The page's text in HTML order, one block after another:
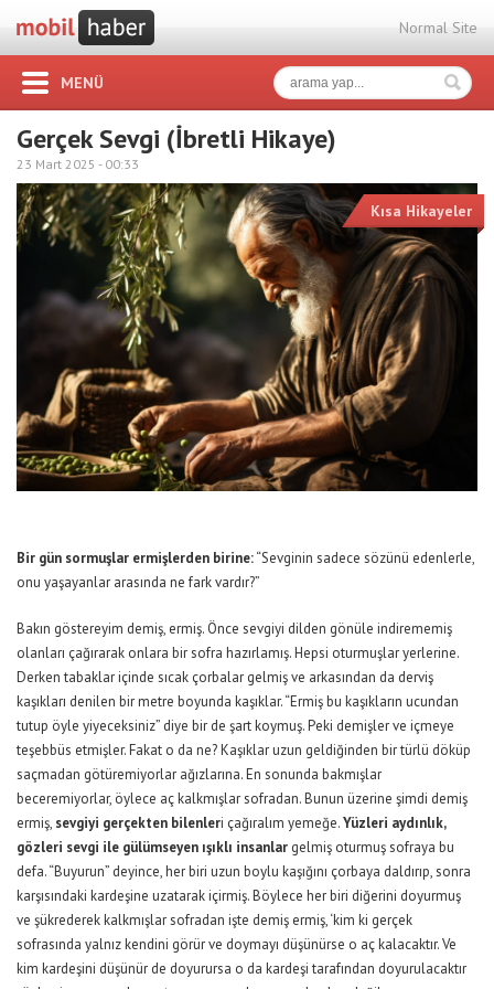
Normal Site
MENÜ
Gerçek Sevgi (İbretli Hikaye)
23 Mart 2025 - 00:33
Kısa Hikayeler
Bir gün sormuşlar ermişlerden birine:“Sevginin sadece sözünü edenlerle,
onu yaşayanlar arasında ne fark vardır?”
Bakın göstereyim demiş, ermiş. Önce sevgiyi dilden gönüle indirememiş
olanları çağırarak onlara bir sofra hazırlamış. Hepsi oturmuşlar yerlerine.
Derken tabaklar içinde sıcak çorbalar gelmiş ve arkasından da derviş
kaşıkları denilen bir metre boyunda kaşıklar. “Ermiş bu kaşıkların ucundan
tutup öyle yiyeceksiniz” diye bir de şart koymuş. Peki demişler ve içmeye
teşebbüs etmişler. Fakat o da ne? Kaşıklar uzun geldiğinden bir türlü döküp
saçmadan götüremiyorlar ağızlarına. En sonunda bakmışlar
beceremiyorlar, öylece aç kalkmışlar sofradan. Bunun üzerine şimdi demiş
ermiş, sevgiyi gerçekten bilenleri çağıralım yemeğe.Yüzleri aydınlık,
gözleri sevgi ile gülümseyen ışıklı insanlar gelmiş oturmuş sofraya bu
defa. “Buyurun” deyince, her biri uzun boylu kaşığını çorbaya daldırıp, sonra
karşısındaki kardeşine uzatarak içirmiş. Böylece her biri diğerini doyurmuş
ve şükrederek kalkmışlar sofradan işte demiş ermiş, ‘kim ki gerçek
sofrasında yalnız kendini görür ve doymayı düşünürse o aç kalacaktır. Ve
kim kardeşini düşünür de doyurursa o da kardeşi tarafından doyurulacaktır